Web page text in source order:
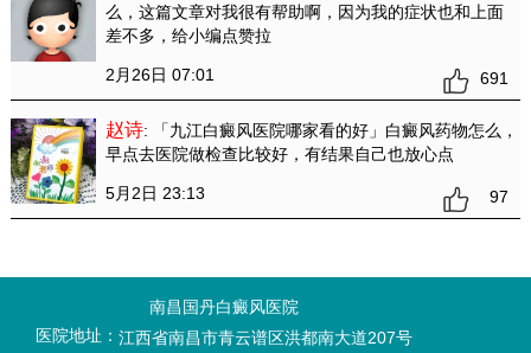
么 ，这篇文章对我很有帮助啊，因为我的症状也和上面
差不多，给小编点赞拉
2月26日 07:01 691
赵诗: 「九江白癜风医院哪家看的好」白癜风药物怎么 ，
早点去医院做检查比较好，有结果自己也放心点
5月2日 23:13 97
南昌国丹白癜风医院
医院地址： 江西省南昌市青云谱区洪都南大道207号